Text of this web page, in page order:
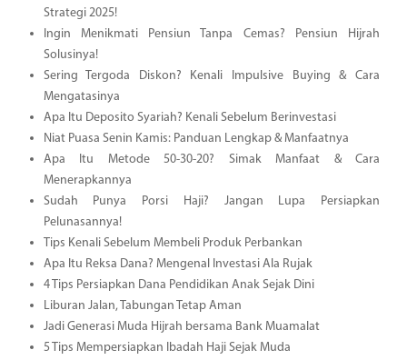
Strategi 2025!
Ingin Menikmati Pensiun Tanpa Cemas? Pensiun Hijrah
Solusinya!
Sering Tergoda Diskon? Kenali Impulsive Buying & Cara
Mengatasinya
Apa Itu Deposito Syariah? Kenali Sebelum Berinvestasi
Niat Puasa Senin Kamis: Panduan Lengkap & Manfaatnya
Apa Itu Metode 50-30-20? Simak Manfaat & Cara
Menerapkannya
Sudah Punya Porsi Haji? Jangan Lupa Persiapkan
Pelunasannya!
Tips Kenali Sebelum Membeli Produk Perbankan
Apa Itu Reksa Dana? Mengenal Investasi Ala Rujak
4 Tips Persiapkan Dana Pendidikan Anak Sejak Dini
Liburan Jalan, Tabungan Tetap Aman
Jadi Generasi Muda Hijrah bersama Bank Muamalat
5 Tips Mempersiapkan Ibadah Haji Sejak Muda